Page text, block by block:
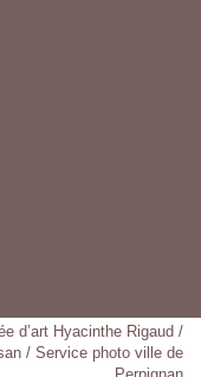
d’art Hyacinthe Rigaud /
/ Service photo ville de